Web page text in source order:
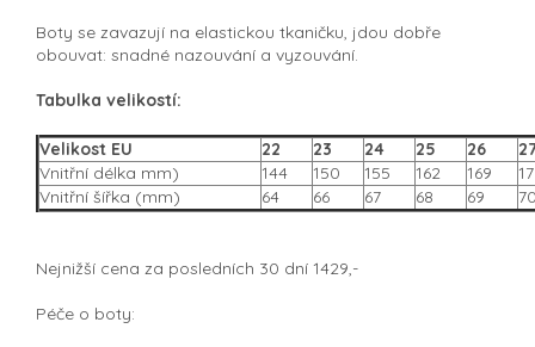
Boty se zavazují na elastickou tkaničku, jdou dobře
obouvat: snadné nazouvání a vyzouvání.
Tabulka velikostí:
Velikost EU 22 23 24 25 26
Vnitřní délka mm)
144 150 155 162 169
Vnitřní šířka (mm)
64 66 67 68 69
Nejnižší cena za posledních 30 dní 1429,-
Péče o boty: